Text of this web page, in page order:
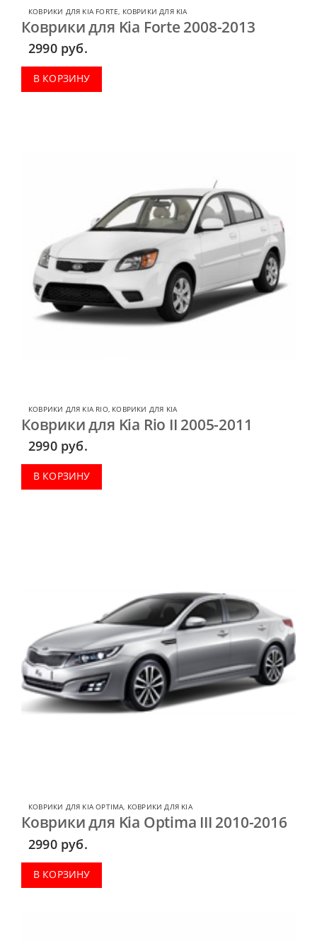
КОВРИКИ ДЛЯ KIA FORTE, КОВРИКИ ДЛЯ KIA
Коврики для Kia Forte 2008-2013
2990 руб.
В КОРЗИНУ
КОВРИКИ ДЛЯ KIA RIO, КОВРИКИ ДЛЯ KIA
Коврики для Kia Rio II 2005-2011
2990 руб.
В КОРЗИНУ
КОВРИКИ ДЛЯ KIA OPTIMA, КОВРИКИ ДЛЯ KIA
Коврики для Kia Optima III 2010-2016
2990 руб.
В КОРЗИНУ